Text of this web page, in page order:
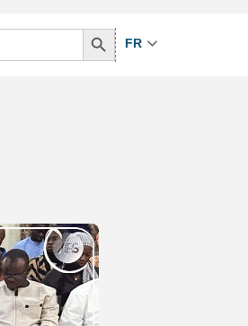
Search
Button
FR